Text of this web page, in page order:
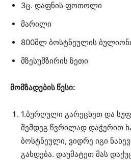
3ც. დაფნის ფოთოლი
მარილი
800მლ ბოსტნეულის
მზესუმზირის ზეთი
მომზადების წესი:
1.ბურღული გარეცხეთ და
შემდეგ წვრილად დაჭერით
ბოსტნეული, ვიდრე იგი
გახდება. დაუმატეთ მას